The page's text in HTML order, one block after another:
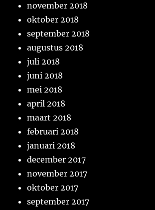
november 2018
oktober 2018
september 2018
augustus 2018
juli 2018
juni 2018
mei 2018
april 2018
maart 2018
februari 2018
januari 2018
december 2017
november 2017
oktober 2017
september 2017